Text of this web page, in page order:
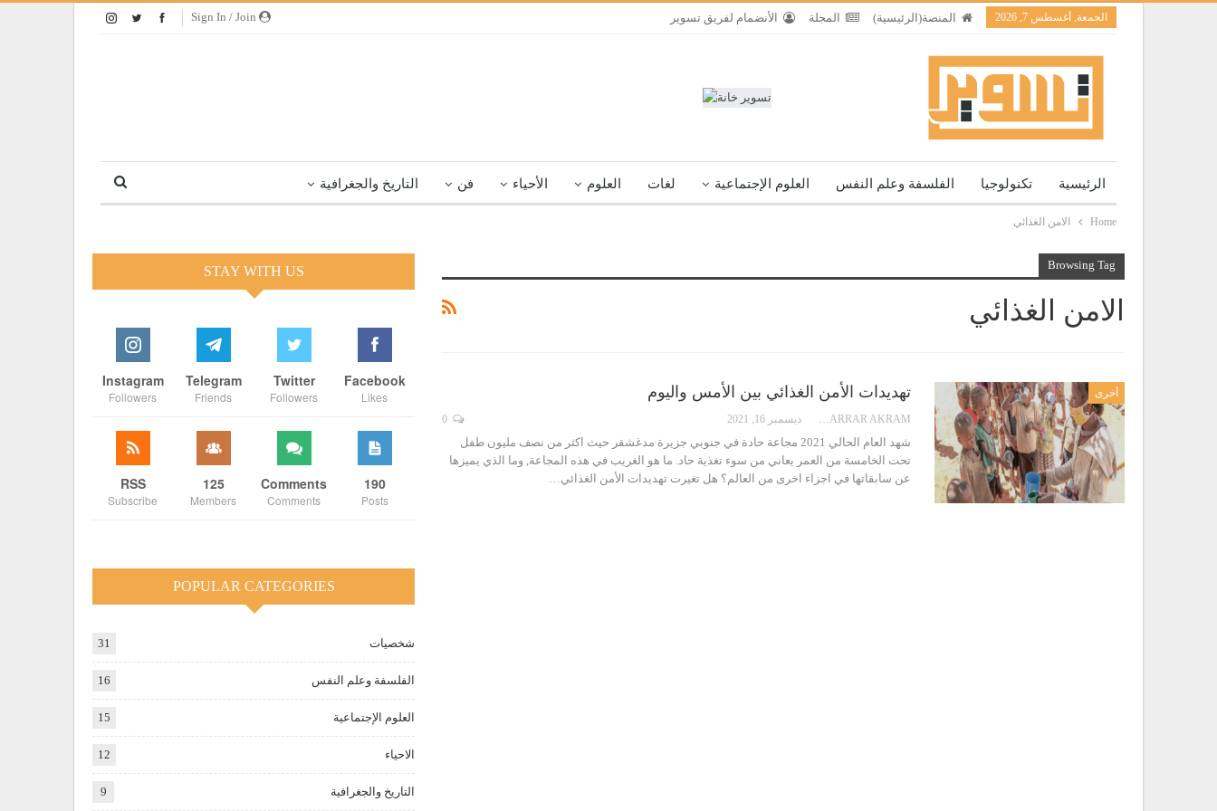
الجمعة, أغسطس 7, 2026 المنصة(الرئيسية) المجلة الأنضمام لفريق تسوير
الرئيسية تكنولوجيا الفلسفة وعلم النفس العلوم الإجتماعية لغات العلوم الأحياء فن التاريخ والجغرافية
Home الامن الغذائي
Browsing Tag
الامن الغذائي
أخرى تهديدات الأمن الغذائي بين الأمس واليوم
ديسمبر 16, 2021
شهد العام الحالي 2021 مجاعة حادة في جنوبي جزيرة مدغشقر حيث اكثر من نصف مليون طفل
تحت الخامسة من العمر يعاني من سوء تغذية حاد. ما هو الغريب في هذه المجاعة, وما الذي يميزها
عن سابقاتها في اجزاء اخرى من العالم؟ هل تغيرت تهديدات الأمن الغذائي…
STAY WITH US
Facebook
Likes
Twitter
Followers
Telegram
Friends
Instagram
Followers
190
Posts
Comments
Comments
125
Members
RSS
Subscribe
POPULAR CATEGORIES
شخصيات 31
الفلسفة وعلم النفس 16
العلوم الإجتماعية 15
الاحياء 12
التاريخ والجغرافية 9